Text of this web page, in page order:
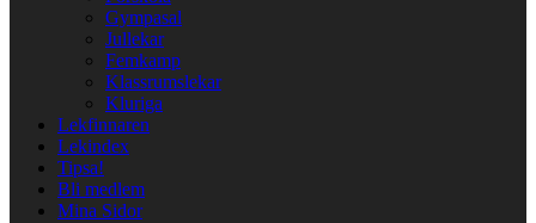
Gympasal
Jullekar
Femkamp
Klassrumslekar
Kluriga
Lekfinnaren
Lekindex
Tipsa!
Bli medlem
Mina Sidor